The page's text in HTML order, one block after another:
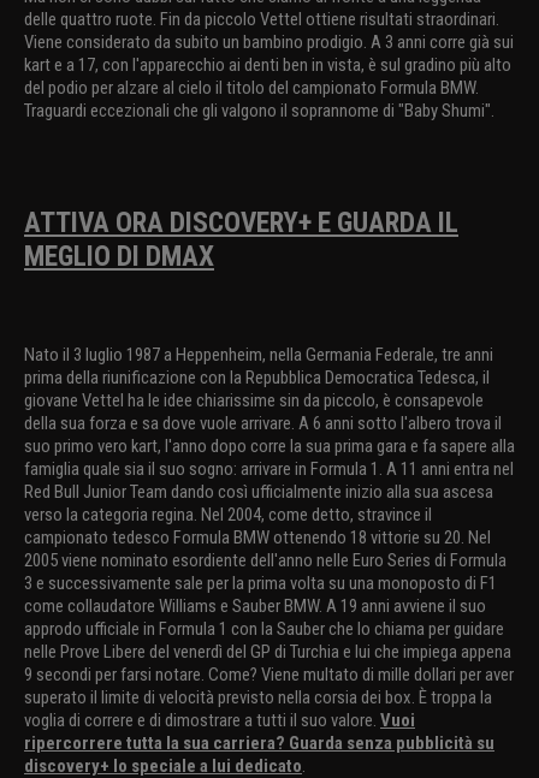
delle quattro ruote. Fin da piccolo Vettel ottiene risultati straordinari.
Viene considerato da subito un bambino prodigio. A 3 anni corre già sui
kart e a 17, con l'apparecchio ai denti ben in vista, è sul gradino più alto
del podio per alzare al cielo il titolo del campionato Formula BMW.
Traguardi eccezionali che gli valgono il soprannome di "Baby Shumi".
ATTIVA ORA DISCOVERY+ E GUARDA IL
MEGLIO DI DMAX
Nato il 3 luglio 1987 a Heppenheim, nella Germania Federale, tre anni
prima della riunificazione con la Repubblica Democratica Tedesca, il
giovane Vettel ha le idee chiarissime sin da piccolo, è consapevole
della sua forza e sa dove vuole arrivare. A 6 anni sotto l'albero trova il
suo primo vero kart, l'anno dopo corre la sua prima gara e fa sapere alla
famiglia quale sia il suo sogno: arrivare in Formula 1. A 11 anni entra nel
Red Bull Junior Team dando così ufficialmente inizio alla sua ascesa
verso la categoria regina. Nel 2004, come detto, stravince il
campionato tedesco Formula BMW ottenendo 18 vittorie su 20. Nel
2005 viene nominato esordiente dell'anno nelle Euro Series di Formula
3 e successivamente sale per la prima volta su una monoposto di F1
come collaudatore Williams e Sauber BMW. A 19 anni avviene il suo
approdo ufficiale in Formula 1 con la Sauber che lo chiama per guidare
nelle Prove Libere del venerdì del GP di Turchia e lui che impiega appena
9 secondi per farsi notare. Come? Viene multato di mille dollari per aver
superato il limite di velocità previsto nella corsia dei box. È troppa la
voglia di correre e di dimostrare a tutti il suo valore. Vuoi
ripercorrere tutta la sua carriera? Guarda senza pubblicità su
discovery+ lo speciale a lui dedicato.